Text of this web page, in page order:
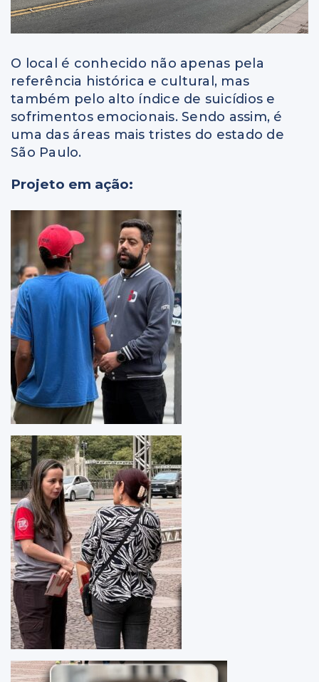
O local é conhecido não apenas pela
referência histórica e cultural, mas
também pelo alto índice de suicídios e
sofrimentos emocionais. Sendo assim, é
uma das áreas mais tristes do estado de
São Paulo.
Projeto em ação: